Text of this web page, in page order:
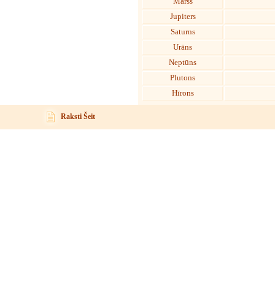
Jupiters
Saturns
Urāns
Neptūns
Plutons
Hīrons
Raksti Šeit